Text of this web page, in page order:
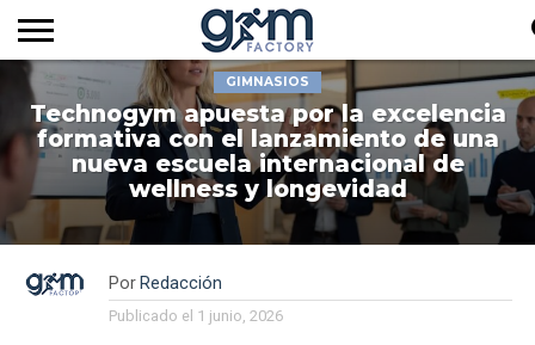
INICIO
REVISTA
GYM
FACTORY
TV
CLUB
DE
SOCIOS
EMPRESAS
DEL
SECTOR
SERVICIOS
AUDIOVISUALES
MÁS
NOTICIAS
SUSCRIPCIÓN
GIMNASIOS
Technogym apuesta por la excelencia
formativa con el lanzamiento de una
nueva escuela internacional de
wellness y longevidad
Por Redacción
Publicado el 1 junio, 2026